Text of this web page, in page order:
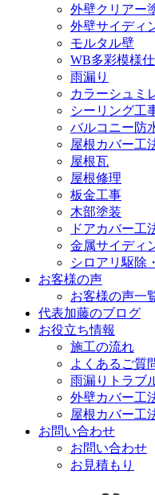
外壁クリアー
外壁サイディ
モルタル壁
WB多彩模様
雨漏り
カラーシュミ
シーリング工
バルコニー防
屋根カバー工
屋根瓦
屋根修理
板金工事
木部塗装
ドアカバー工
金属サイディ
シロアリ駆除
お客様の声
お客様の声一
代表加藤のブログ
お役立ち情報
施工の流れ
よくあるご質
雨漏りトラブ
外壁カバー工
屋根カバー工
お問い合わせ
お問い合わせ
お見積もり